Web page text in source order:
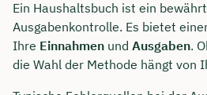
Ein Haushaltsbuch ist ein
Ausgabenkontrolle. Es bietet
Ihre Einnahmen und Ausgaben.
die Wahl der Methode hängt von